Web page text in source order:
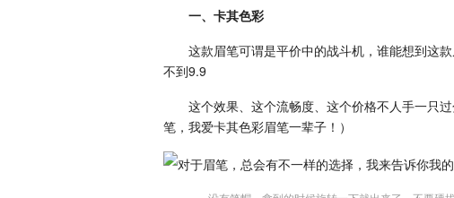
一、卡其色彩
这款眉笔可谓是平价中的战斗机，谁能想到这
不到9.9
这个效果、这个流畅度、这个价格不人手一只
笔，我爱卡其色彩眉笔一辈子！）